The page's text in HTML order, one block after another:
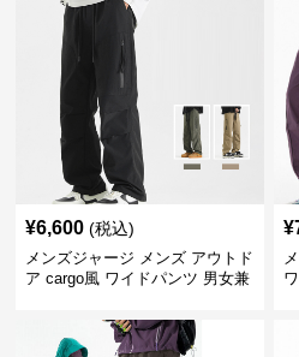
¥6,600 (税込)
メンズジャージ メンズ アウトド
ア cargo風 ワイドパンツ 男女兼
¥